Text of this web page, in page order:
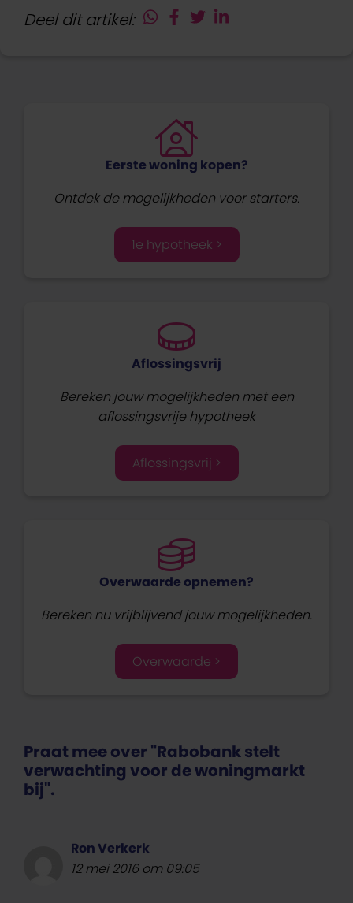
Deel dit artikel:
Eerste woning kopen?
Ontdek de mogelijkheden voor starters.
1e hypotheek >
Aflossingsvrij
Bereken jouw mogelijkheden met een
aflossingsvrije hypotheek
Aflossingsvrij >
Overwaarde opnemen?
Bereken nu vrijblijvend jouw mogelijkheden.
Overwaarde >
Praat mee over "Rabobank stelt
verwachting voor de woningmarkt
bij".
Ron Verkerk
12 mei 2016 om 09:05